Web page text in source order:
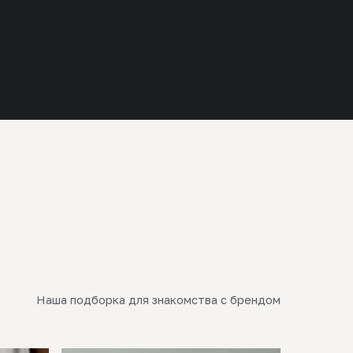
Наша подборка для знакомства с брендом